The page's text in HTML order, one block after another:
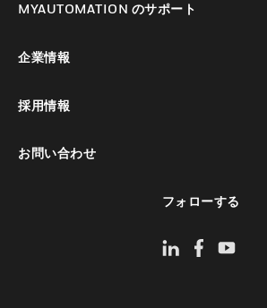
MYAUTOMATION のサポート
企業情報
採用情報
お問い合わせ
フォローする